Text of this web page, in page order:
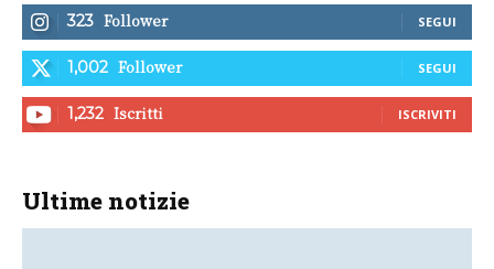
323 Follower SEGUI
1,002 Follower SEGUI
1,232 Iscritti ISCRIVITI
Ultime notizie